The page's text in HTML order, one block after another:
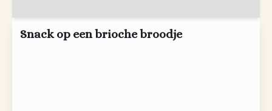
Snack op een brioche broodje